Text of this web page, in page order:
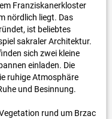
Franziskanerkloster
nördlich liegt. Das
ist beliebtes
sakraler Architektur.
sich zwei kleine
einladen. Die
ruhige Atmosphäre
und Besinnung.
rund um Brzac